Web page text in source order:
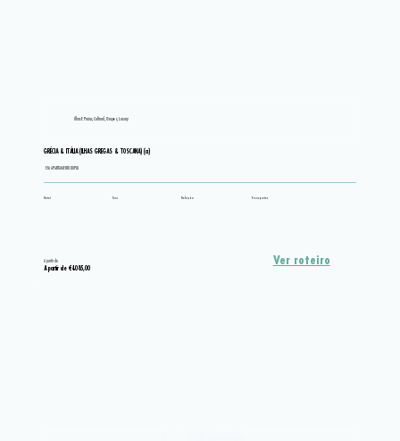
Ilhas E Praias, Cultural, Grupos, Luxury
Ver roteiro
A partir de €4.085,00
A partir de
GRÉCIA & ITÁLIA (ILHAS GREGAS & TOSCANA) (a)
EM APARTAMENTO DUPLO
Hotel Tour Refeição Transportes